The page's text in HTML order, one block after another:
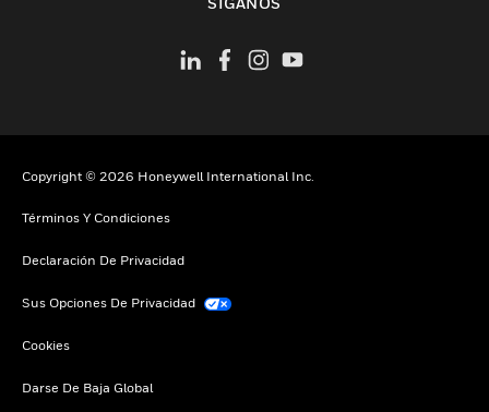
Copyright © 2026 Honeywell International Inc.
Términos Y Condiciones
Declaración De Privacidad
Sus Opciones De Privacidad
Cookies
Darse De Baja Global